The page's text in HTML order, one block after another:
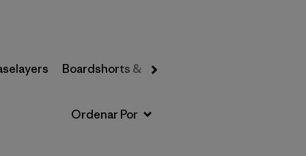
Boardshorts & Rashguards